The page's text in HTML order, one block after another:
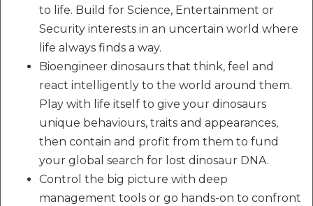
to life. Build for Science, Entertainment or
Security interests in an uncertain world where
life always finds a way.
Bioengineer dinosaurs that think, feel and
react intelligently to the world around them.
Play with life itself to give your dinosaurs
unique behaviours, traits and appearances,
then contain and profit from them to fund
your global search for lost dinosaur DNA.
Control the big picture with deep
management tools or go hands-on to confront